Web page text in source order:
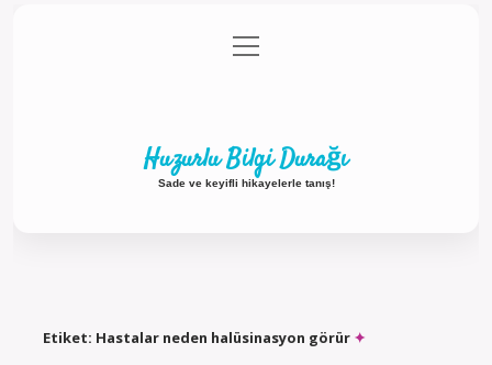
Gizlilik Politikası
menüyü
aç
Huzurlu Bilgi Durağı
Sade ve keyifli hikayelerle tanış!
Etiket: Hastalar neden halüsinasyon görür